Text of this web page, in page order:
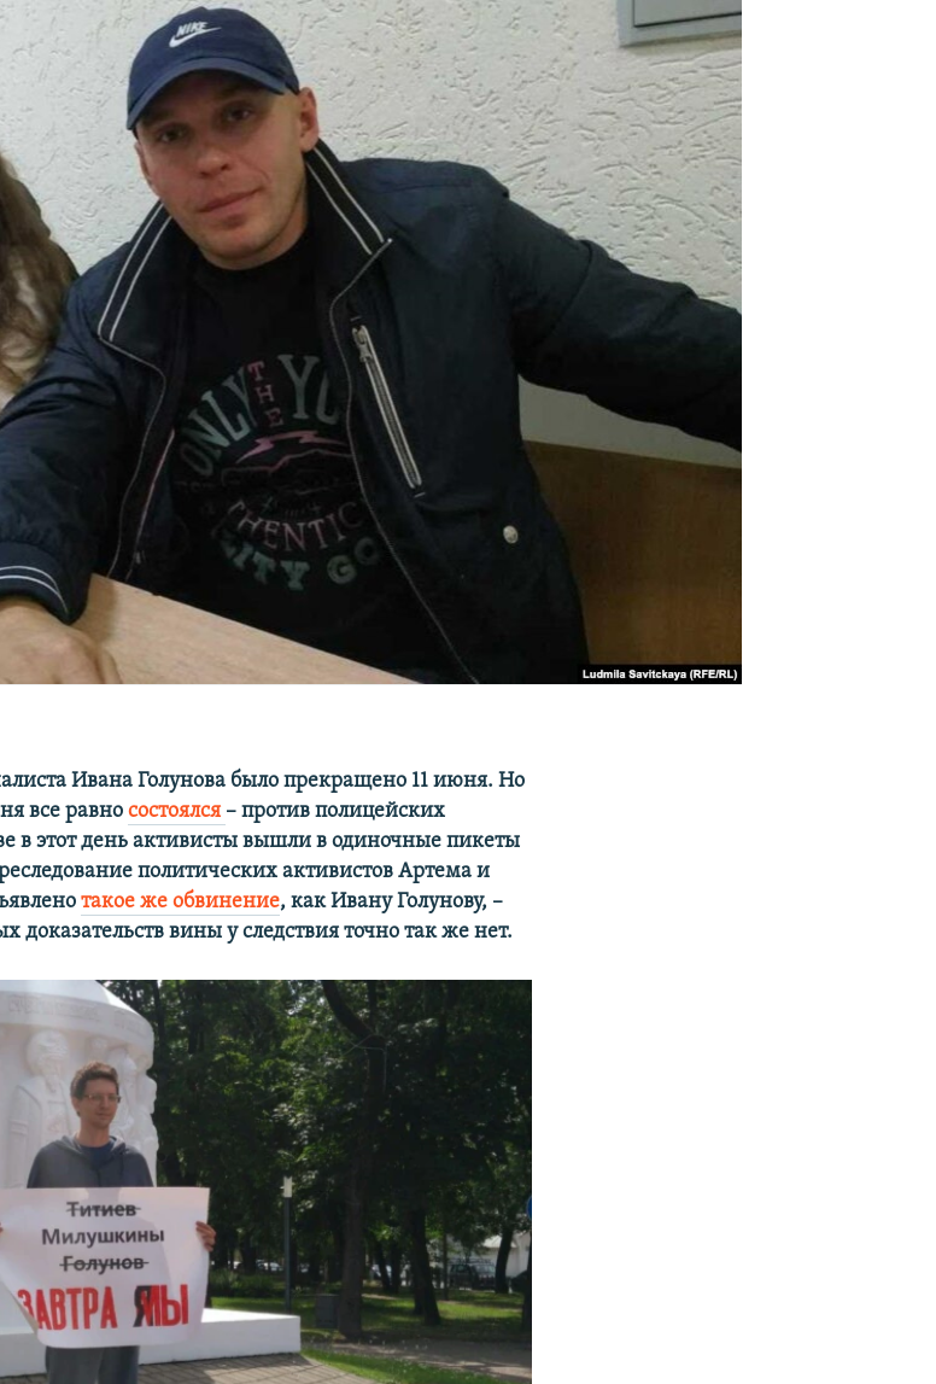
Ивана Голунова было прекращено 11 июня. Но
все равносостоялся – против полицейских
в этот день активисты вышли в одиночные пикеты
политических активистов Артема и
такое же обвинение, как Ивану Голунову, –
доказательств вины у следствия точно так же нет.